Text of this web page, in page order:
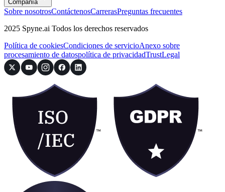
Compañía
Sobre nosotrosContáctenosCarrerasPreguntas frecuentes
2025 Spyne.ai Todos los derechos reservados
Política de cookiesCondiciones de servicioAnexo sobre
procesamiento de datospolítica de privacidadTrustLegal